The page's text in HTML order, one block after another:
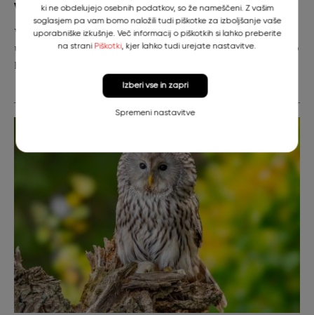
Veterinarski fakulteti
V okviru projekta AVIATOR sodelujemo z različnimi
ustanovami, ki skrbijo za ptice roparice v Sloveniji. Zbiramo
podatke o številčnosti in zdravstvenem stanju…
ki ne obdelujejo osebnih podatkov, so že nameščeni. Z vašim
soglasjem pa vam bomo naložili tudi piškotke za izboljšanje vaše
uporabniške izkušnje. Več informacij o piškotkih si lahko preberite
na strani Piškotki, kjer lahko tudi urejate nastavitve.
Spremeni nastavitve
Izberi vse in zapri